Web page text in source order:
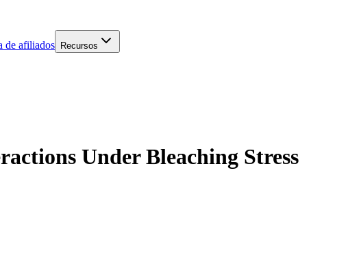
de afiliados Recursos
Under Bleaching Stress